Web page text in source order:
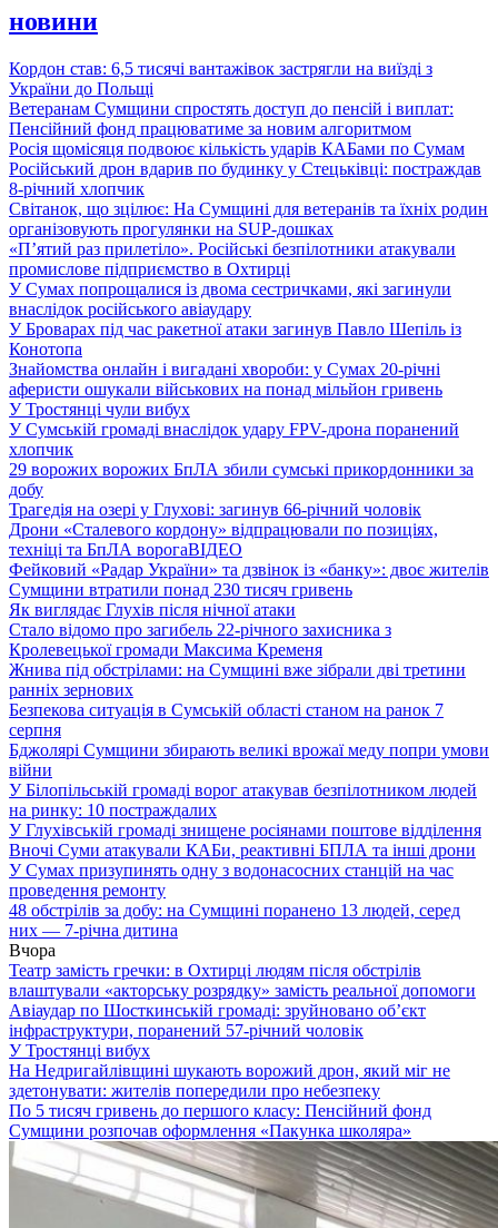
новини
Кордон став: 6,5 тисячі вантажівок застрягли на виїзді з
України до Польщі
Ветеранам Сумщини спростять доступ до пенсій і виплат:
Пенсійний фонд працюватиме за новим алгоритмом
Росія щомісяця подвоює кількість ударів КАБами по Сумам
Російський дрон вдарив по будинку у Стецьківці: постраждав
8-річний хлопчик
Світанок, що зцілює: На Сумщині для ветеранів та їхніх родин
організовують прогулянки на SUP-дошках
«П’ятий раз прилетіло». Російські безпілотники атакували
промислове підприємство в Охтирці
У Сумах попрощалися із двома сестричками, які загинули
внаслідок російського авіаудару
У Броварах під час ракетної атаки загинув Павло Шепіль із
Конотопа
Знайомства онлайн і вигадані хвороби: у Сумах 20-річні
аферисти ошукали військових на понад мільйон гривень
У Тростянці чули вибух
У Сумській громаді внаслідок удару FPV-дрона поранений
хлопчик
29 ворожих ворожих БпЛА збили сумські прикордонники за
добу
Трагедія на озері у Глухові: загинув 66-річний чоловік
Дрони «Сталевого кордону» відпрацювали по позиціях,
техніці та БпЛА ворогаВІДЕО
Фейковий «Радар України» та дзвінок із «банку»: двоє жителів
Сумщини втратили понад 230 тисяч гривень
Як виглядає Глухів після нічної атаки
Стало відомо про загибель 22-річного захисника з
Кролевецької громади Максима Кременя
Жнива під обстрілами: на Сумщині вже зібрали дві третини
ранніх зернових
Безпекова ситуація в Сумській області станом на ранок 7
серпня
Бджолярі Сумщини збирають великі врожаї меду попри умови
війни
У Білопільській громаді ворог атакував безпілотником людей
на ринку: 10 постраждалих
У Глухівській громаді знищене росіянами поштове відділення
Вночі Суми атакували КАБи, реактивні БПЛА та інші дрони
У Сумах призупинять одну з водонасосних станцій на час
проведення ремонту
48 обстрілів за добу: на Сумщині поранено 13 людей, серед
них — 7-річна дитина
Вчора
Театр замість гречки: в Охтирці людям після обстрілів
влаштували «акторську розрядку» замість реальної допомоги
Авіаудар по Шосткинській громаді: зруйновано об’єкт
інфраструктури, поранений 57-річний чоловік
У Тростянці вибух
На Недригайлівщині шукають ворожий дрон, який міг не
здетонувати: жителів попередили про небезпеку
По 5 тисяч гривень до першого класу: Пенсійний фонд
Сумщини розпочав оформлення «Пакунка школяра»